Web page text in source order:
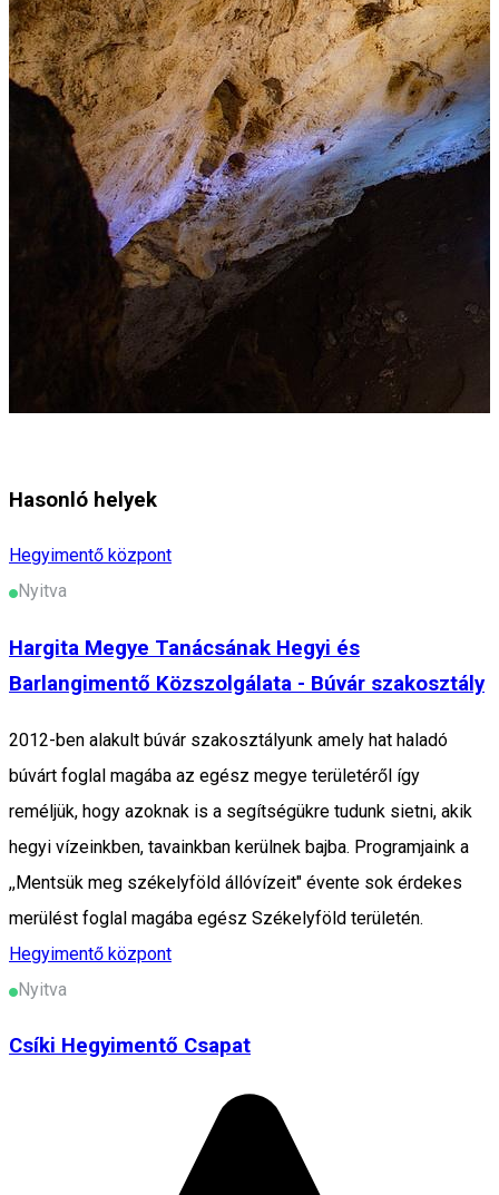
Hasonló helyek
Hegyimentő központ
Nyitva
Hargita Megye Tanácsának Hegyi és
Barlangimentő Közszolgálata - Búvár szakosztály
2012-ben alakult búvár szakosztályunk amely hat haladó
búvárt foglal magába az egész megye területéről így
reméljük, hogy azoknak is a segítségükre tudunk sietni, akik
hegyi vízeinkben, tavainkban kerülnek bajba. Programjaink a
,,Mentsük meg székelyföld állóvízeit" évente sok érdekes
merülést foglal magába egész Székelyföld területén.
Hegyimentő központ
Nyitva
Csíki Hegyimentő Csapat